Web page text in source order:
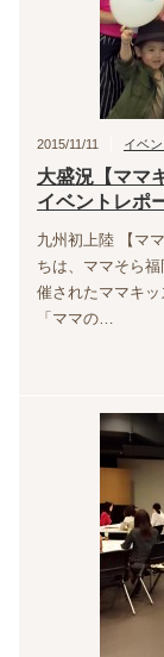
2015/11/11 イベン
大盛況【ママ
イベントレポ
九州初上陸 【マ
ちは、ママそら
催されたママキッ
「ママの…